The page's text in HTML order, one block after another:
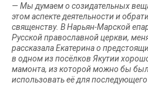
— Мы думаем о созидательных
этом аспекте деятельности и
священству. В Нарьян-Марской
Русской православной церкви,
рассказала Екатерина о
в одном из посёлков Якутии
мамонта, из которой можно бы
использовать её для